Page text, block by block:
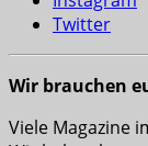
Twitter
Wir brauchen
Viele Magazine